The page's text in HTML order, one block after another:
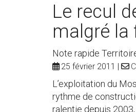
Le recul
malgré la
Note rapide
25 février 2011
L’exploitation du
rythme de
ralentie depuis